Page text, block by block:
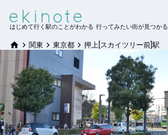
はじめて行く駅のことがわかる 行ってみたい街が見つかる
関東 東京都 押上[スカイツリー前]駅